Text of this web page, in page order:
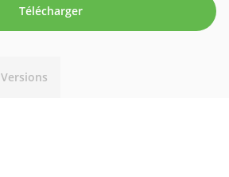
Télécharger
Versions